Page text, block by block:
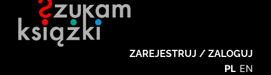
ZAREJESTRUJ / ZALOGUJ
PL EN